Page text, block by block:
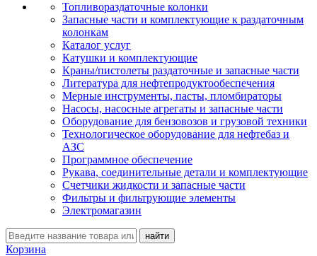
Топливораздаточные колонки
Запасные части и комплектующие к раздаточным
колонкам
Каталог услуг
Катушки и комплектующие
Краны/пистолеты раздаточные и запасные части
Литература для нефтепродуктообеспечения
Мерные инструменты, пасты, пломбираторы
Насосы, насосные агрегаты и запасные части
Оборудование для бензовозов и грузовой техники
Технологическое оборудование для нефтебаз и
АЗС
Программное обеспечение
Рукава, соединительные детали и комплектующие
Счетчики жидкости и запасные части
Фильтры и фильтрующие элементы
Электромагазин
Корзина